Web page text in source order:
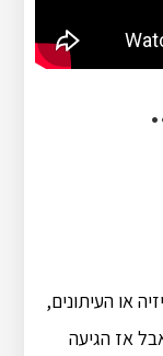
או העיתונים,
אז הגיעה